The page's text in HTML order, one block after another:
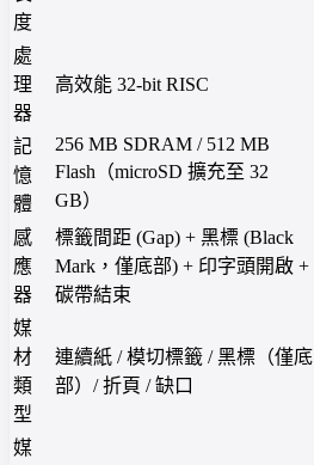
度
處
理
器
高效能 32-bit RISC
記
憶
體
256 MB SDRAM / 512 MB
Flash（microSD 擴充至 32
GB）
感
應
器
標籤間距 (Gap) + 黑標 (Black
Mark，僅底部) + 印字頭開啟 +
碳帶結束
媒
材
類
型
連續紙 / 模切標籤 / 黑標（僅底
部）/ 折頁 / 缺口
媒